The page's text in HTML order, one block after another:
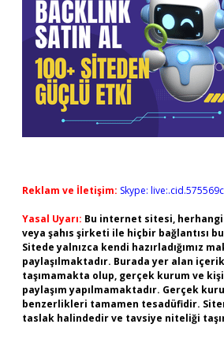
Reklam ve İletişim: Skype:
Yasal Uyarı: Bu internet sitesi,
veya şahıs şirketi ile hiçbir bağlantısı
Sitede yalnızca kendi hazırladığımız
paylaşılmaktadır. Burada yer alan
taşımamakta olup, gerçek kurum ve
paylaşım yapılmamaktadır. Gerçek
benzerlikleri tamamen tesadüfidir.
taslak halindedir ve tavsiye niteliği